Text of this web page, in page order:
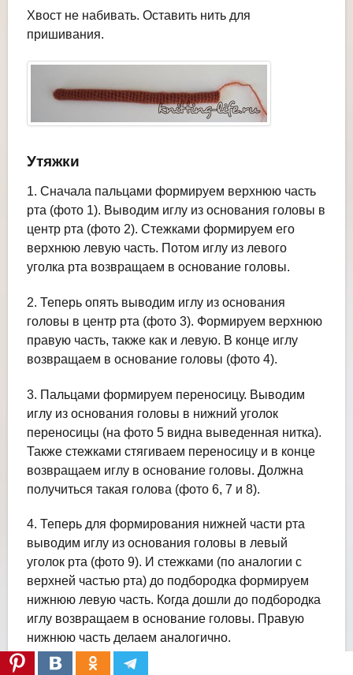
Хвост не набивать. Оставить нить для
пришивания.
Утяжки
1. Сначала пальцами формируем верхнюю часть
рта (фото 1). Выводим иглу из основания головы в
центр рта (фото 2). Стежками формируем его
верхнюю левую часть. Потом иглу из левого
уголка рта возвращаем в основание головы.
2. Теперь опять выводим иглу из основания
головы в центр рта (фото 3). Формируем верхнюю
правую часть, также как и левую. В конце иглу
возвращаем в основание головы (фото 4).
3. Пальцами формируем переносицу. Выводим
иглу из основания головы в нижний уголок
переносицы (на фото 5 видна выведенная нитка).
Также стежками стягиваем переносицу и в конце
возвращаем иглу в основание головы. Должна
получиться такая голова (фото 6, 7 и 8).
4. Теперь для формирования нижней части рта
выводим иглу из основания головы в левый
уголок рта (фото 9). И стежками (по аналогии с
верхней частью рта) до подбородка формируем
нижнюю левую часть. Когда дошли до подбородка
иглу возвращаем в основание головы. Правую
нижнюю часть делаем аналогично.